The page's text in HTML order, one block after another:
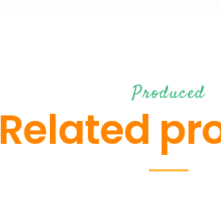
Produced
Related